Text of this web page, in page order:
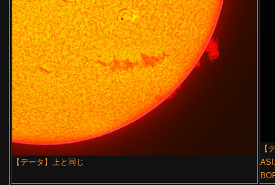
【データ】上と同じ
【